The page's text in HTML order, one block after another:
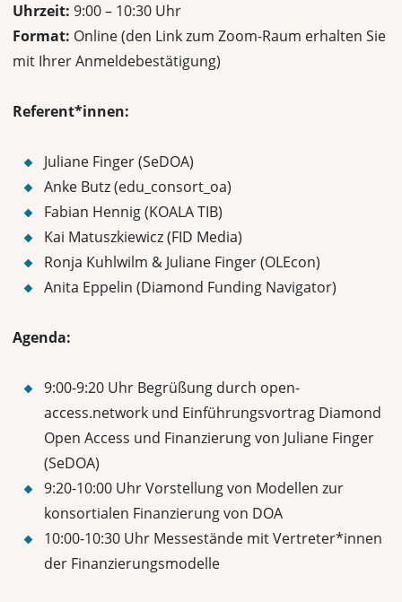
Uhrzeit: 9:00 – 10:30 Uhr
Format: Online (den Link zum Zoom-Raum erhalten Sie
mit Ihrer Anmeldebestätigung)
Referent*innen:
Juliane Finger (SeDOA)
Anke Butz (edu_consort_oa)
Fabian Hennig (KOALA TIB)
Kai Matuszkiewicz(FID Media)
Ronja Kuhlwilm & Juliane Finger (OLEcon)
Anita Eppelin (Diamond Funding Navigator)
Agenda:
9:00-9:20 Uhr Begrüßung durch open-
access.network und Einführungsvortrag Diamond
Open Access und Finanzierungvon Juliane Finger
(SeDOA)
9:20-10:00 Uhr Vorstellung von Modellen zur
konsortialen Finanzierung von DOA
10:00-10:30 Uhr Messestände mit Vertreter*innen
der Finanzierungsmodelle